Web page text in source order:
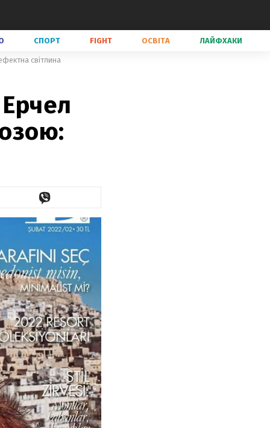
СПОРТ FIGHT ОСВІТА ЛАЙФХАКИ
світлина